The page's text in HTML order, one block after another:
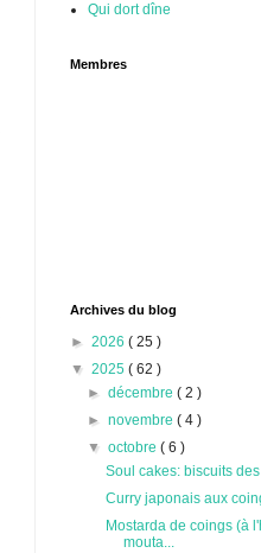
Qui dort dîne
Membres
Archives du blog
► 2026 ( 25 )
▼ 2025 ( 62 )
►décembre( 2 )
►novembre( 4 )
▼octobre( 6 )
Soul cakes: biscuits
Curry japonais aux
Mostarda de coings (à
mouta...